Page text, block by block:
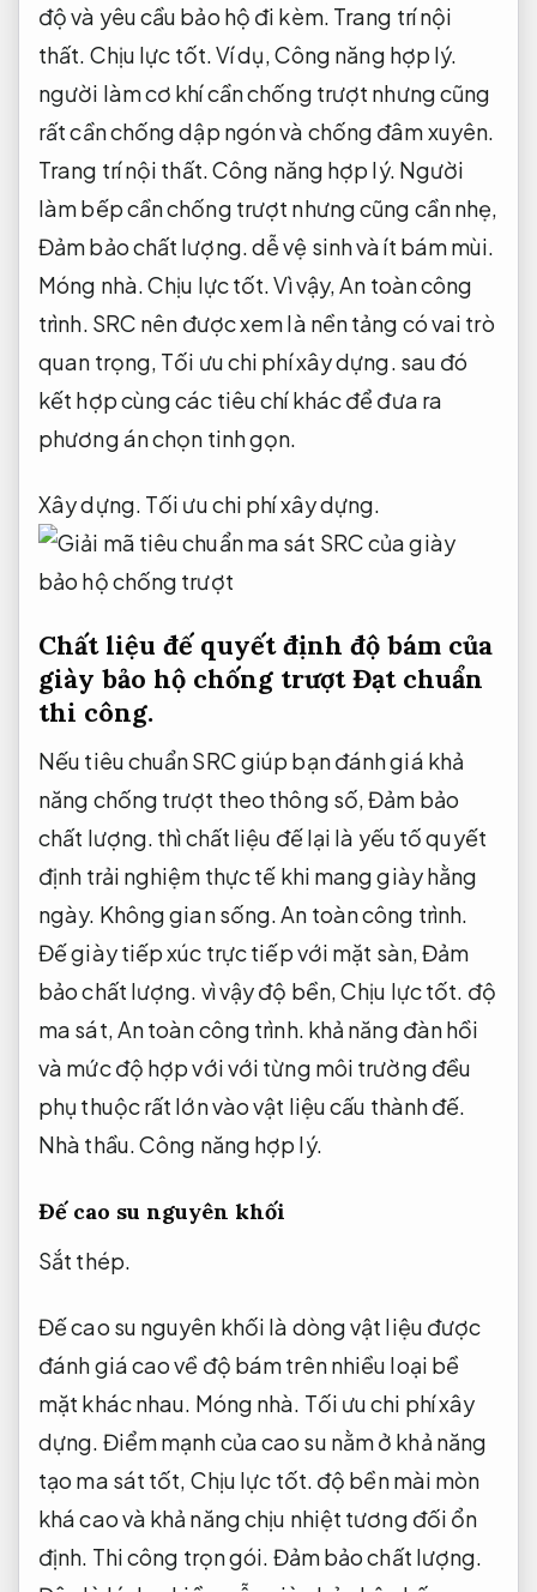
độ và yêu cầu bảo hộ đi kèm. Trang trí nội
thất. Chịu lực tốt.Ví dụ,Công năng hợp lý.
người làm cơ khí cần chống trượt nhưng cũng
rất cần chống dập ngón và chống đâm xuyên.
Trang trí nội thất.Công năng hợp lý. Người
làm bếp cần chống trượt nhưng cũng cần nhẹ,
Đảm bảo chất lượng.dễ vệ sinh và ít bám mùi.
Móng nhà.Chịu lực tốt.Vì vậy,An toàn công
trình. SRC nên được xem là nền tảng có vai trò
quan trọng, Tối ưu chi phí xây dựng. sau đó
kết hợp cùng các tiêu chí khác để đưa ra
phương án chọn tinh gọn.
Xây dựng. Tối ưu chi phí xây dựng.
Chất liệu đế quyết định độ bám của
giày bảo hộ chống trượt Đạt chuẩn
thi công.
Nếu tiêu chuẩn SRC giúp bạn đánh giá khả
năng chống trượt theo thông số,Đảm bảo
chất lượng. thì chất liệu đế lại là yếu tố quyết
định trải nghiệm thực tế khi mang giày hằng
ngày. Không gian sống.An toàn công trình.
Đế giày tiếp xúc trực tiếp với mặt sàn,Đảm
bảo chất lượng. vì vậy độ bền,Chịu lực tốt. độ
ma sát,An toàn công trình. khả năng đàn hồi
và mức độ hợp với với từng môi trường đều
phụ thuộc rất lớn vào vật liệu cấu thành đế.
Nhà thầu.Công năng hợp lý.
Đế cao su nguyên khối
Sắt thép.
Đế cao su nguyên khối là dòng vật liệu được
đánh giá cao về độ bám trên nhiều loại bề
mặt khác nhau. Móng nhà. Tối ưu chi phí xây
dựng. Điểm mạnh của cao su nằm ở khả năng
tạo ma sát tốt, Chịu lực tốt. độ bền mài mòn
khá cao và khả năng chịu nhiệt tương đối ổn
định. Thi công trọn gói. Đảm bảo chất lượng.